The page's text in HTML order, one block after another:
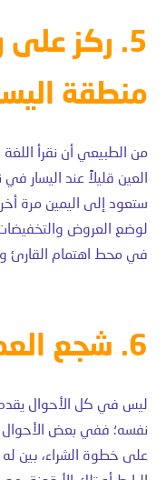
5. ركز
منطقة
من الطبيعي أن نقرأ
العين قليلاً عند اليسار
ستعود إلى اليمين مرة
لوضع العروض
في محط اهتمام القارئ
6. شجع العملاء على الشراء
ليس في كل الأحوال يقدم
نفسه؛ ففي بعض الأحوال
على خطوة الشراء، بين له